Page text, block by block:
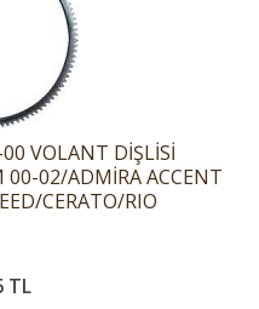
VOLANT DİŞLİSİ
00-02/ADMİRA ACCENT
CERATO/RIO
TL